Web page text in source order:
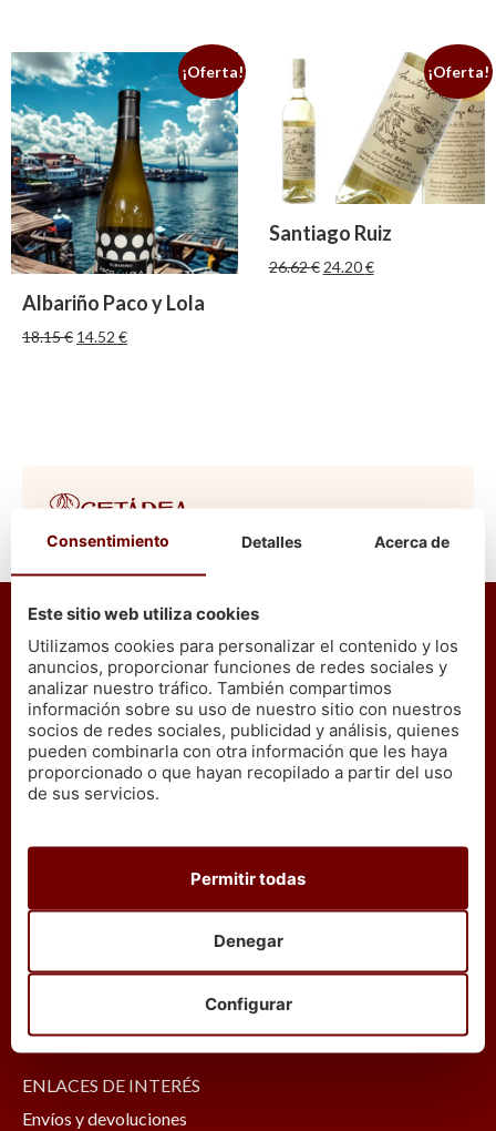
¡Oferta!
Albariño Paco y Lola
18.15€ 14.52 €
¡Oferta!
Santiago Ruiz
26.62€ 24.20€
primera calidad, escogidos uno a uno, de la lonja
llevados directamente a tu hogar, para ofrecer la
máxima garantía de calidad y frescura.
*El proceso de coción puede hacer mermar nuestro
productos entre un 30% y un 40%.
Teléfonos (+34):
902 40 30 30
Av. Arcadio Pardiñas 154
ENLACES DE INTERÉS
Envíos y devoluciones
Consentimiento Detalles Acerca de
Este sitio web utiliza cookies
Utilizamos cookies para personalizar el contenido y los
anuncios, proporcionar funciones de redes sociales y
analizar nuestro tráfico. También compartimos
información sobre su uso de nuestro sitio con nuestros
socios de redes sociales, publicidad y análisis, quienes
pueden combinarla con otra información que les haya
proporcionado o que hayan recopilado a partir del uso
de sus servicios.
Configurar
Denegar
Permitir todas